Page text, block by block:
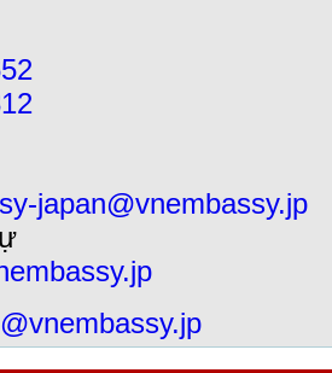
japan@vnembassy.jp